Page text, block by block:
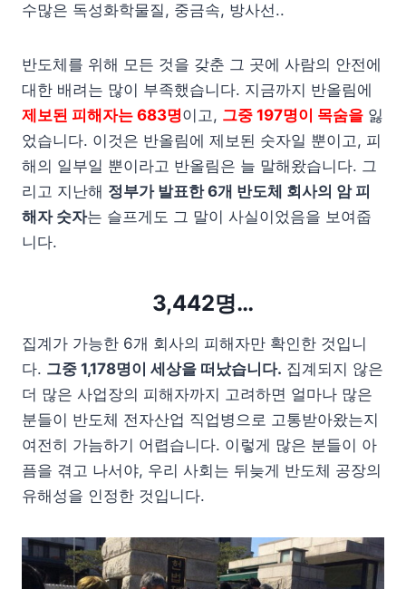
수많은 독성화학물질, 중금속, 방사선..
반도체를 위해 모든 것을 갖춘 그 곳에 사람의 안전에
대한 배려는 많이 부족했습니다. 지금까지 반올림에
제보된 피해자는 683명이고, 그중 197명이 목숨을 잃
었습니다. 이것은 반올림에 제보된 숫자일 뿐이고, 피
해의 일부일 뿐이라고 반올림은 늘 말해왔습니다. 그
리고 지난해 정부가 발표한 6개 반도체 회사의 암 피
해자 숫자는 슬프게도 그 말이 사실이었음을 보여줍
니다.
3,442명…
집계가 가능한 6개 회사의 피해자만 확인한 것입니
다. 그중 1,178명이 세상을 떠났습니다. 집계되지 않은
더 많은 사업장의 피해자까지 고려하면 얼마나 많은
분들이 반도체 전자산업 직업병으로 고통받아왔는지
여전히 가늠하기 어렵습니다. 이렇게 많은 분들이 아
픔을 겪고 나서야, 우리 사회는 뒤늦게 반도체 공장의
유해성을 인정한 것입니다.